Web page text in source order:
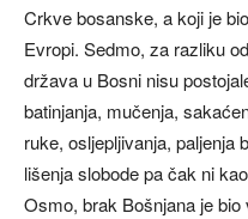
Crkve bosanske, a koji je
Evropi. Sedmo, za razliku
država u Bosni nisu
batinjanja, mučenja,
ruke, osljepljivanja, paljenja
lišenja slobode pa čak ni
Osmo, brak Bošnjana je